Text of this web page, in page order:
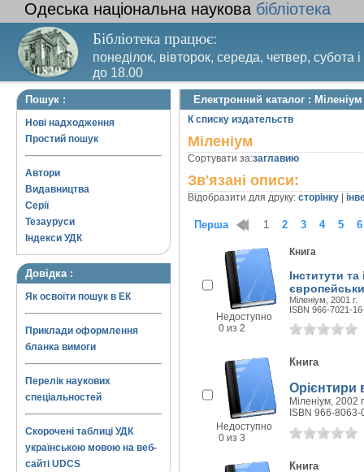
Одеська національна наукова бібліотека
Бібліотека працює:
понеділок, вівторок, середа, четвер, субота
до 18.00
Вихідний день – п’ятниця. Останній четвер
Пошук :
Нові надходження
Простий пошук
Автори
Видавництва
Серії
Тезауруси
Індекси УДК
Довідка :
Як освоїти пошук в ЕК
Приклади оформлення
бланка вимоги
Перелік наукових
спеціальностей
Скорочені таблиці УДК
українською мовою на веб-
сайті UDCS
Електронний каталог : Міленіум
К списку издательств
Міленіум
Сортувати за:заглавию
Зв'язані описи:
Відобразити для друку: сторінку
Перша 1 2 3 4 5 6
Недоступно
0 из 2
Книга
Інститути
Міленіум, 2001 г.
ISBN 966-7021-
Недоступно
0 из 3
Книга
Орієнтири
Міленіум, 2002
ISBN 966-8063-
Книга